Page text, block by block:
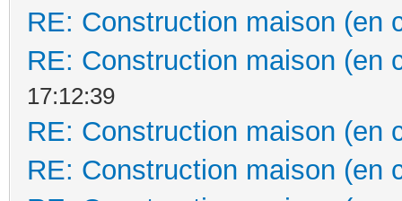
RE: Construction maison (en
RE: Construction maison (en
17:12:39
RE: Construction maison (en
RE: Construction maison (en